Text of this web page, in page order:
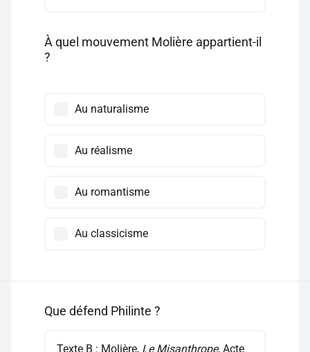
À quel mouvement Molière appartient-il
?
Au naturalisme
Au réalisme
Au romantisme
Au classicisme
Que défend Philinte ?
Texte B : Molière, Le Misanthrope, Acte